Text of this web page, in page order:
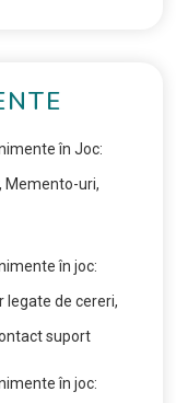
în Joc:
Memento-uri,
în joc:
legate de cereri,
suport
în joc: